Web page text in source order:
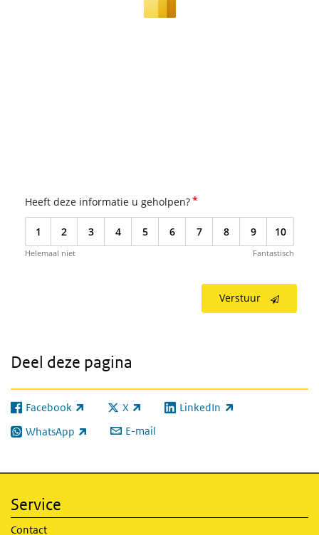
Heeft deze informatie u geholpen?*
1 2 3 4 5 6 7 8 9 10
Helemaal niet Fantastisch
Verstuur
Deel deze pagina
Facebook
(externe link) X
(externe link) LinkedIn
(externe link)
WhatsApp
(externe link) E-mail
Service
Contact